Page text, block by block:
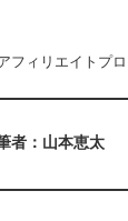
フィリエイトプ
者：山本恵太